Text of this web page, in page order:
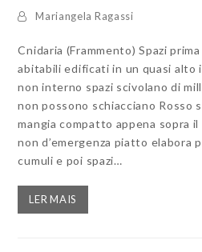
Mariangela Ragassi
Cnidaria (Frammento) Spazi
abitabili edificati in un quasi alto
non interno spazi scivolano di
non possono schiacciano Rosso
mangia compatto appena sopra
non d’emergenza piatto elabora
cumuli e poi spazi…
LER MAIS